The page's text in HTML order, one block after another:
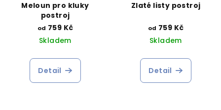
Meloun pro kluky
postroj
od 759 Kč
Skladem
Detail
Zlaté listy postroj
od 759 Kč
Skladem
Detail